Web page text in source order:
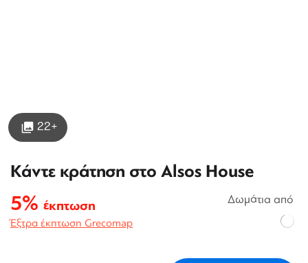
22+
Κάντε κράτηση στο Alsos House
5% έκπτωση
Έξτρα έκπτωση Grecomap
Δωμάτια από